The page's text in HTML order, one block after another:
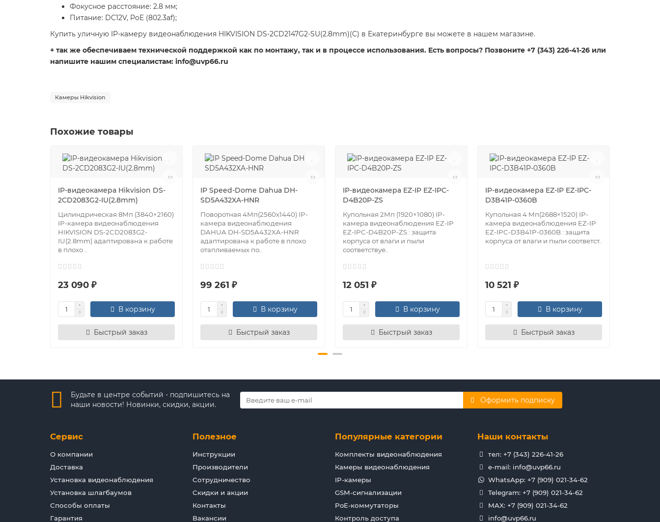
Фокусное расстояние: 2.8 мм;
Питание: DC12V, PoE (802.3af);
Купить уличную IP-камеру видеонаблюдения HIKVISION DS-2CD2147G2-SU(2.8mm)(C) в Екатеринбурге вы можете в нашем магазине.
+ так же обеспечиваем технической поддержкой как по монтажу, так и в процессе использования. Есть вопросы? Позвоните +7 (343) 226-41-26 или
напишите нашим специалистам: info@uvp66.ru
Камеры Hikvision
Похожие товары
IP-видеокамера Hikvision DS-
2CD2083G2-IU(2.8mm)
Цилиндрическая 8Мп (3840×2160)
IP-камера видеонаблюдения
HIKVISION DS-2CD2083G2-
IU(2.8mm) адаптирована к работе
в плохо ..
23 090 ₽
В корзину
Быстрый заказ
IP Speed-Dome Dahua DH-
SD5A432XA-HNR
Поворотная 4Мп(2560х1440) IP-
камера видеонаблюдения
DAHUA DH-SD5A432XA-HNR
адаптирована к работе в плохо
отапливаемых по..
99 261 ₽
В корзину
Быстрый заказ
IP-видеокамера EZ-IP EZ-IPC-
D4B20P-ZS
Купольная 2Мп (1920×1080) IP-
камера видеонаблюдения EZ-IP
EZ-IPC-D4B20P-ZS : защита
корпуса от влаги и пыли
соответствуе..
12 051 ₽
В корзину
Быстрый заказ
IP-видеокамера EZ-IP EZ-IPC-
D3B41P-0360B
Купольная 4 Мп(2688×1520) IP-
камера видеонаблюдения EZ-IP
EZ-IPC-D3B41P-0360B : защита
корпуса от влаги и пыли соответст..
10 521 ₽
В корзину
Быстрый заказ
Будьте в центре событий - подпишитесь на
наши новости! Новинки, скидки, акции.
Оформить подписку
Сервис
О компании
Доставка
Установка видеонаблюдения
Установка шлагбаумов
Способы оплаты
Гарантия
Полезное
Инструкции
Производители
Сотрудничество
Скидки и акции
Контакты
Вакансии
Популярные категории
Комплекты видеонаблюдения
Камеры видеонаблюдения
IP-камеры
GSM-сигнализации
PoE-коммутаторы
Контроль доступа
Наши контакты
тел: +7 (343) 226-41-26
e-mail: info@uvp66.ru
WhatsApp: +7 (909) 021-34-62
Telegram: +7 (909) 021-34-62
MAX: +7 (909) 021-34-62
info@uvp66.ru